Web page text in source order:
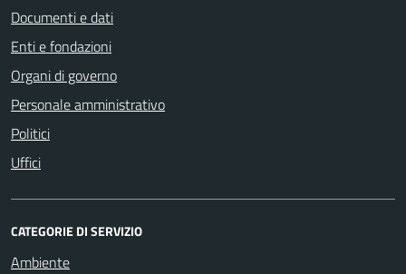
Documenti e dati
Enti e fondazioni
Organi di governo
Personale amministrativo
Politici
Uffici
CATEGORIE DI SERVIZIO
Ambiente